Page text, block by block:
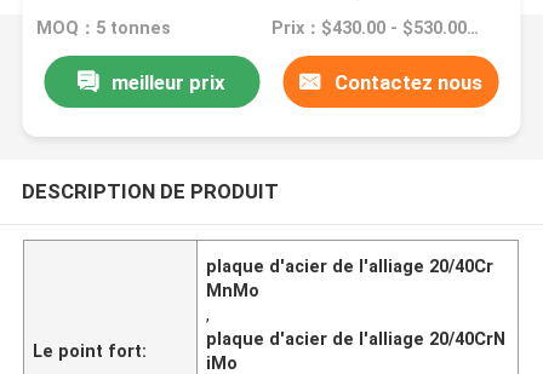
du client
MOQ：5 tonnes Prix：$430.00 - $530.00/Tons
meilleur prix Contactez nous
DESCRIPTION DE PRODUIT
Le point fort:
plaque d'acier de l'alliage 20/40Cr
MnMo
,
plaque d'acier de l'alliage 20/40CrN
iMo